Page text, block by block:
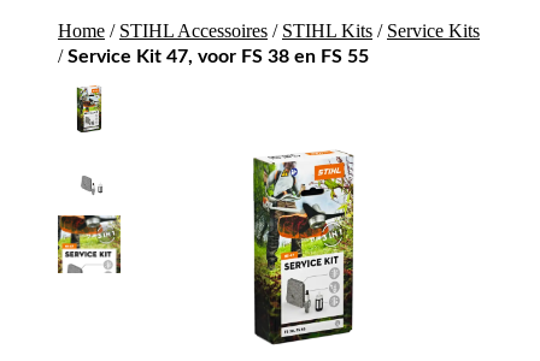
Home / STIHL Accessoires / STIHL Kits / Service Kits
/Service Kit 47, voor FS 38 en FS 55